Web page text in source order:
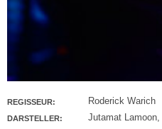
REGISSEUR: Roderick Warich
DARSTELLER: Jutamat Lamoon